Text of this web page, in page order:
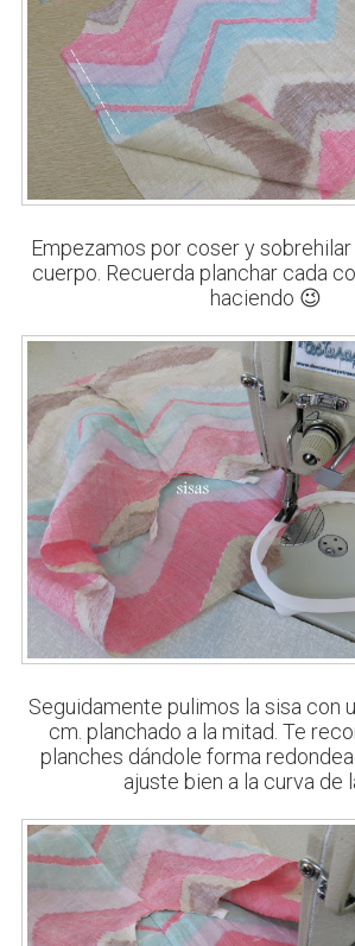
Empezamos por coser y
cuerpo. Recuerda planchar cada
haciendo 😉
Seguidamente pulimos la sisa con
cm. planchado a la mitad. Te
planches dándole forma
ajuste bien a la curva de